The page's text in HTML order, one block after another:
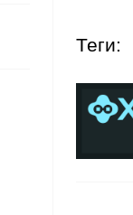
Теги: